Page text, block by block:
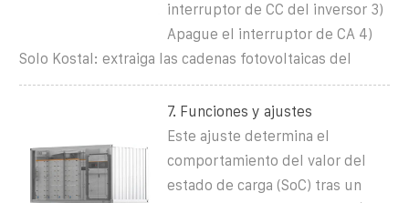
interruptor de CC del inversor 3)
Apague el interruptor de CA 4)
Solo Kostal: extraiga las cadenas fotovoltaicas del
7. Funciones y ajustes
Este ajuste determina el
comportamiento del valor del
estado de carga (SoC) tras un